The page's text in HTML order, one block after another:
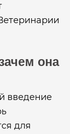
она
введение
для